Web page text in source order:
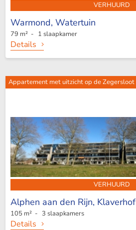
VERHUURD
Warmond, Watertuin
79 m² - 1 slaapkamer
Details
Appartement met uitzicht op de Zegersloot
VERHUURD
Alphen aan den Rijn, Klaverhof
105 m² - 3 slaapkamers
Details